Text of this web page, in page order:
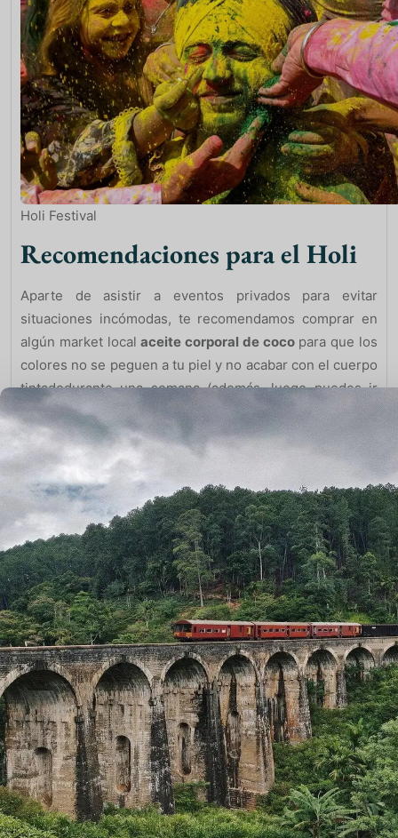
Holi Festival
Recomendaciones para el Holi
Aparte de asistir a eventos privados para evitar
situaciones incómodas, te recomendamos comprar en
algún market localaceite corporal de cocopara que los
colores no se peguen a tu piel y no acabar con el cuerpo
tintadodurante una semana (además, luego puedes ir
destiñendo la ropa). También puedes aplicarlo en el pelo
y el cuero cabelludo.
No olvides elprotector solar
, ya que además puede
funcionar como una capa que evita que los colores se
adhieran demasiado a la piel. Y por supuesto, para no
quemarte si el evento o si vas a la calle a celebrarlo no
tiene carpas (o incluso aunque las tenga, mejor prevenir
que curar).
Asimismo, para evitar que tu móvil o tu cartera se
manchen, te recomendamos compraruna funda
impermeable para el teléfonoo llevarbolsas
herméticaspara guardar tus pertenencias. Igualmente,
lleva solo lo esencial.
La gente generalmente suele vestirde blanco. Como los
colores son muy difíciles de quitar, es recomendable
que llevesropa vieja o que no te importe estropear, así
comochanclas, crocs o zapatillas que tampoco te
importe manchar, ya que los colores luego no se quitan